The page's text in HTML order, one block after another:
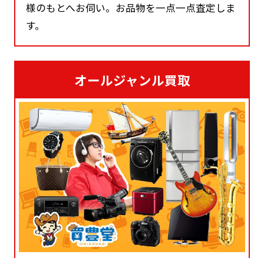
様のもとへお伺い。お品物を一点一点査定しま
す。
オールジャンル買取